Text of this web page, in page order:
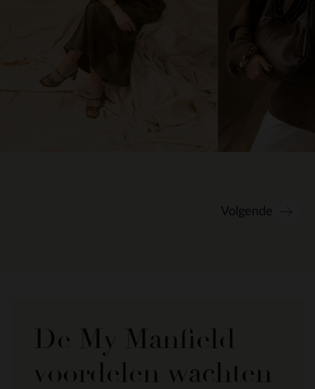
Volgende
De My Manfield
voordelen wachten